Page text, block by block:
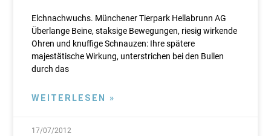
Elchnachwuchs. Münchener Tierpark Hellabrunn AG
Überlange Beine, staksige Bewegungen, riesig wirkende
Ohren und knuffige Schnauzen: Ihre spätere
majestätische Wirkung, unterstrichen bei den Bullen
durch das
WEITERLESEN »
17/07/2012